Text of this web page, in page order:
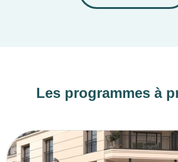
Les programmes à